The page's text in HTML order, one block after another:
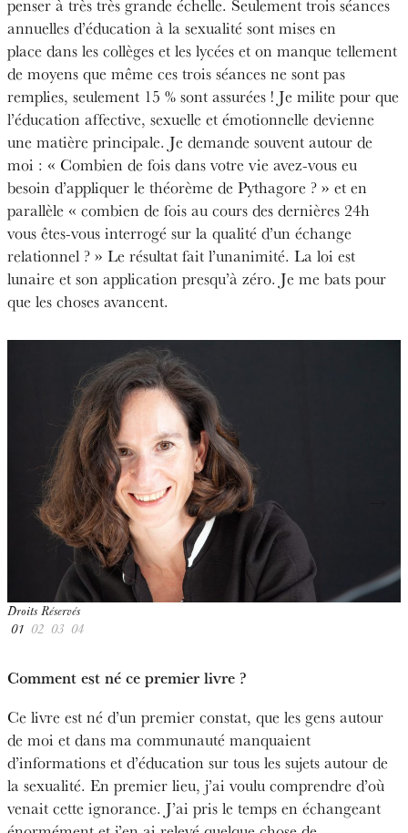
penser à très très grande échelle. Seulement trois séances
annuelles d’éducation à la sexualité sont mises en
place dans les collèges et les lycées et on manque tellement
de moyens que même ces trois séances ne sont pas
remplies, seulement 15 % sont assurées ! Je milite pour que
l’éducation affective, sexuelle et émotionnelle devienne
une matière principale. Je demande souvent autour de
moi : « Combien de fois dans votre vie avez-vous eu
besoin d’appliquer le théorème de Pythagore ? » et en
parallèle « combien de fois au cours des dernières 24h
vous êtes-vous interrogé sur la qualité d’un échange
relationnel ? » Le résultat fait l’unanimité. La loi est
lunaire et son application presqu’à zéro. Je me bats pour
que les choses avancent.
Droits Réservés
←
01 02 03 04
Comment est né ce premier livre ?
Ce livre est né d’un premier constat, que les gens autour
de moi et dans ma communauté manquaient
d’informations et d’éducation sur tous les sujets autour de
la sexualité. En premier lieu, j’ai voulu comprendre d’où
venait cette ignorance. J’ai pris le temps en échangeant